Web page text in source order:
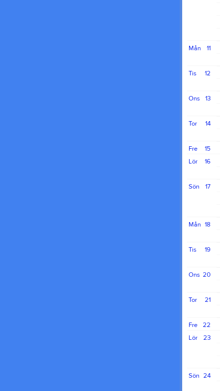
11
Mån
12
Tis
13
Ons
14
Tor
15
Fre
16
Lör
17
Sön
18
Mån
19
Tis
20
Ons
21
Tor
22
Fre
23
Lör
24
Sön